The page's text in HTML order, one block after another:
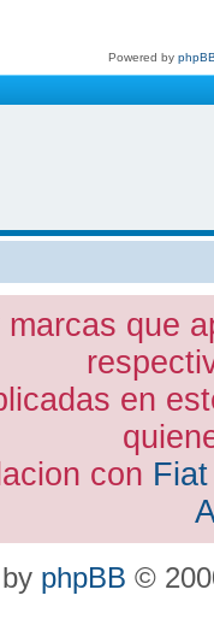
Powered by
que
en
con
phpBB ©